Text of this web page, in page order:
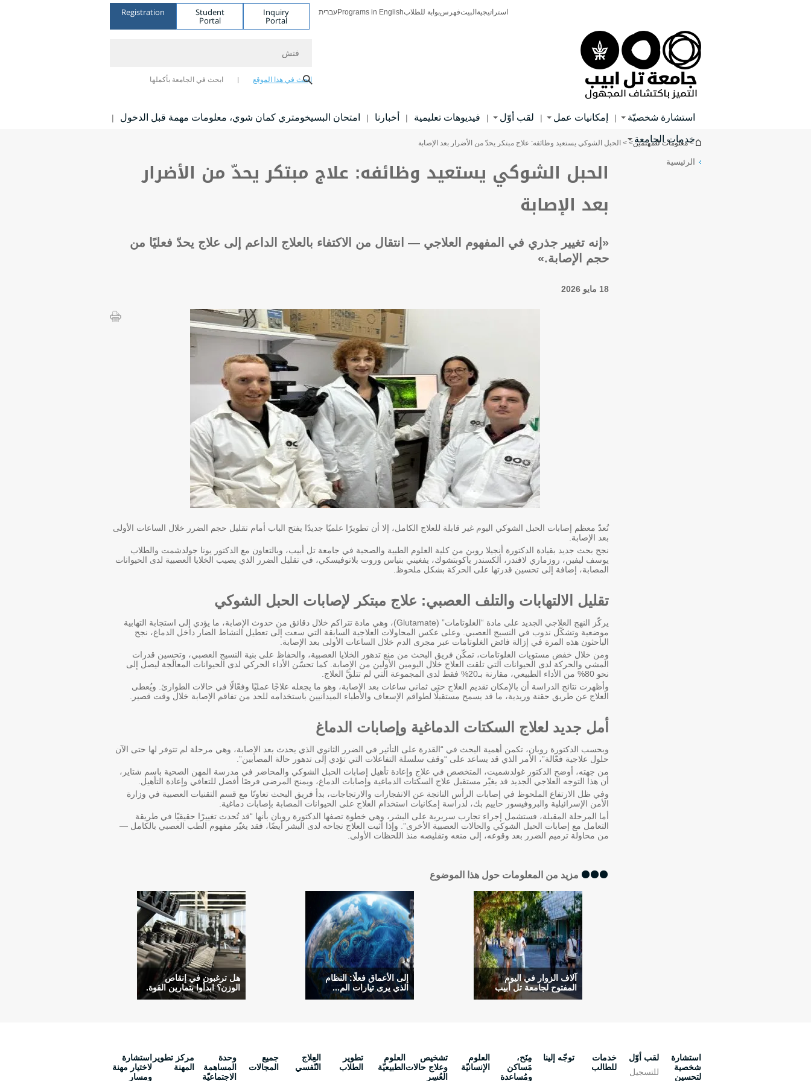
استراتيجية البيتفهرسبوابة للطلابPrograms in Englishעברית Inquiry
Portal
Student
Portal
Registration
ابحث في هذا الموقع ابحث في الجامعة بأكملها
استشارة شخصيّة | إمكانيات عمل | لقب أوّل | فيديوهات تعليمية | أخبارنا | امتحان البسيخومتري كمان شوي، معلومات مهمة قبل الدخول |
خدمات الجامعة
You are here
> معلومات للمهتمين> > الحبل الشوكي يستعيد وظائفه: علاج مبتكر يحدّ من الأضرار بعد الإصابة
الرئيسية
الحبل الشوكي يستعيد وظائفه: علاج مبتكر يحدّ من الأضرار
بعد الإصابة
«إنه تغيير جذري في المفهوم العلاجي — انتقال من الاكتفاء بالعلاج الداعم إلى علاج يحدّ فعليًا من
حجم الإصابة.»
18 مايو 2026
تُعدّ معظم إصابات الحبل الشوكي اليوم غير قابلة للعلاج الكامل، إلا أن تطويرًا علميًا جديدًا يفتح الباب أمام تقليل حجم الضرر خلال الساعات الأولى
بعد الإصابة.
نجح بحث جديد بقيادة الدكتورة أنجيلا روبن من كلية العلوم الطبية والصحية في جامعة تل أبيب، وبالتعاون مع الدكتور يونا جولدشمت والطلاب
يوسف ليفين، روزماري لافندر، ألكسندر ياكوبتشوك، يفغيني بنياس وروت بلاتوفيسكي، في تقليل الضرر الذي يصيب الخلايا العصبية لدى الحيوانات
المصابة، إضافة إلى تحسين قدرتها على الحركة بشكل ملحوظ.
تقليل الالتهابات والتلف العصبي: علاج مبتكر لإصابات الحبل الشوكي
يركّز النهج العلاجي الجديد على مادة “الغلوتامات” (Glutamate)، وهي مادة تتراكم خلال دقائق من حدوث الإصابة، ما يؤدي إلى استجابة التهابية
موضعية وتشكّل ندوب في النسيج العصبي. وعلى عكس المحاولات العلاجية السابقة التي سعت إلى تعطيل النشاط الضار داخل الدماغ، نجح
الباحثون هذه المرة في إزالة فائض الغلوتامات عبر مجرى الدم خلال الساعات الأولى بعد الإصابة.
ومن خلال خفض مستويات الغلوتامات، تمكّن فريق البحث من منع تدهور الخلايا العصبية، والحفاظ على بنية النسيج العصبي، وتحسين قدرات
المشي والحركة لدى الحيوانات التي تلقت العلاج خلال اليومين الأولين من الإصابة. كما تحسّن الأداء الحركي لدى الحيوانات المعالَجة ليصل إلى
نحو 80% من الأداء الطبيعي، مقارنة بـ20% فقط لدى المجموعة التي لم تتلقَّ العلاج.
وأظهرت نتائج الدراسة أن بالإمكان تقديم العلاج حتى ثماني ساعات بعد الإصابة، وهو ما يجعله علاجًا عمليًا وفعّالًا في حالات الطوارئ. ويُعطى
العلاج عن طريق حقنة وريدية، ما قد يسمح مستقبلًا لطواقم الإسعاف والأطباء الميدانيين باستخدامه للحد من تفاقم الإصابة خلال وقت قصير.
أمل جديد لعلاج السكتات الدماغية وإصابات الدماغ
وبحسب الدكتورة روبان، تكمن أهمية البحث في “القدرة على التأثير في الضرر الثانوي الذي يحدث بعد الإصابة، وهي مرحلة لم تتوفر لها حتى الآن
حلول علاجية فعّالة”، الأمر الذي قد يساعد على “وقف سلسلة التفاعلات التي تؤدي إلى تدهور حالة المصابين”.
من جهته، أوضح الدكتور غولدشميت، المتخصص في علاج وإعادة تأهيل إصابات الحبل الشوكي والمحاضر في مدرسة المهن الصحية باسم شتاير،
أن هذا التوجه العلاجي الجديد قد يغيّر مستقبل علاج السكتات الدماغية وإصابات الدماغ، ويمنح المرضى فرصًا أفضل للتعافي وإعادة التأهيل.
وفي ظل الارتفاع الملحوظ في إصابات الرأس الناتجة عن الانفجارات والارتجاجات، بدأ فريق البحث تعاونًا مع قسم التقنيات العصبية في وزارة
الأمن الإسرائيلية والبروفيسور حاييم بك، لدراسة إمكانيات استخدام العلاج على الحيوانات المصابة بإصابات دماغية.
أما المرحلة المقبلة، فستشمل إجراء تجارب سريرية على البشر، وهي خطوة تصفها الدكتورة روبان بأنها “قد تُحدث تغييرًا حقيقيًا في طريقة
التعامل مع إصابات الحبل الشوكي والحالات العصبية الأخرى”. وإذا أثبت العلاج نجاحه لدى البشر أيضًا، فقد يغيّر مفهوم الطب العصبي بالكامل —
من محاولة ترميم الضرر بعد وقوعه، إلى منعه وتقليصه منذ اللحظات الأولى.
مزيد من المعلومات حول هذا الموضوع
آلاف الزوار في اليوم
المفتوح لجامعة تل أبيب
إلى الأعماق فعلًا: النظام
الذي يرى تيارات الم...
هل ترغبون في إنقاص
الوزن؟ ابدأوا بتمارين القوة.
استشارة
شخصية
لتحسين
لقب أوّل
للتسجيل
خدمات
للطالب
توجّه إلينا
مِنَح،
مَساكن
ومُساعدة
العلوم
الإنسانيّة
تشخيص
وعلاج حالات
العُسر
العلوم
الطبيعيّة
تطوير
الطلاب
العِلاج
النّفسي
جميع
المجالات
وحدة
المساهمة
الاجتماعيّة
مركز تطوير
المهنة
استشارة
لاختيار مهنة
ومسار